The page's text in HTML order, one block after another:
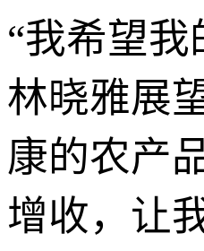
“我希望
林晓雅展
康的农产
增收，让